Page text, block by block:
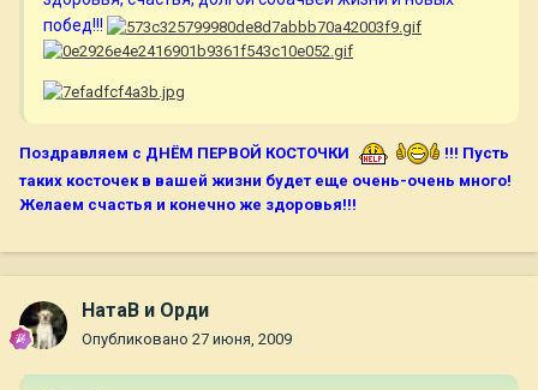
побед!!!
Поздравляем с ДНЁМ ПЕРВОЙ КОСТОЧКИ
!!! Пусть
таких косточек в вашей жизни будет еще очень-очень много!
Желаем счастья и конечно же здоровья!!!
НатаВ и Орди
Опубликовано 27 июня, 2009